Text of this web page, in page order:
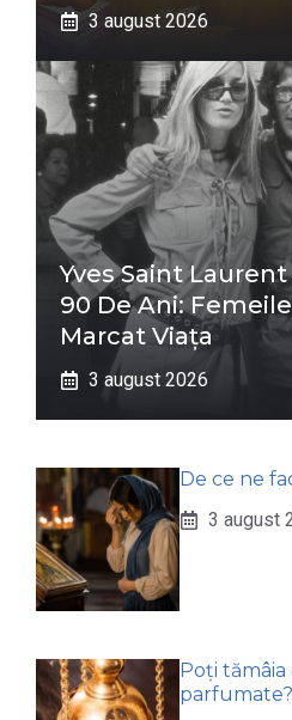
3 august 2026
Yves Saint
90 De Ani:
Marcat Viața
3 august 2026
De ce ne
3 august
Poți tămâia
parfumate?